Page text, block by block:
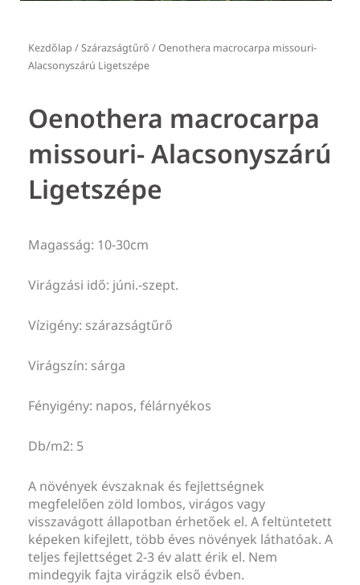
Kezdőlap /Szárazságtűrő / Oenothera macrocarpa missouri-
Alacsonyszárú Ligetszépe
Oenothera macrocarpa
missouri- Alacsonyszárú
Ligetszépe
Magasság: 10-30cm
Virágzási idő: júni.-szept.
Vízigény: szárazságtűrő
Virágszín: sárga
Fényigény: napos, félárnyékos
Db/m2: 5
A növények évszaknak és fejlettségnek
megfelelően zöld lombos, virágos vagy
visszavágott állapotban érhetőek el. A feltüntetett
képeken kifejlett, több éves növények láthatóak. A
teljes fejlettséget 2-3 év alatt érik el. Nem
mindegyik fajta virágzik első évben.